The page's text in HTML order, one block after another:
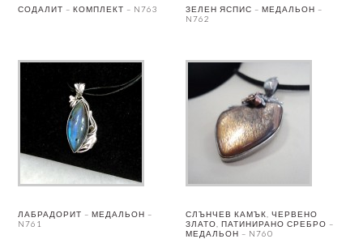
СОДАЛИТ – КОМПЛЕКТ – N763
ЗЕЛЕН ЯСПИС – МЕДАЛЬОН –
N762
ЛАБРАДОРИТ – МЕДАЛЬОН –
N761
СЛЪНЧЕВ КАМЪК, ЧЕРВЕНО
ЗЛАТО, ПАТИНИРАНО СРЕБРО –
МЕДАЛЬОН – N760